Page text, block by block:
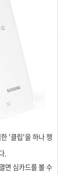
'클립'을 하나 챙
.
면 심카드를 볼 수